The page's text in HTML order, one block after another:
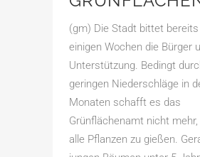
(gm) Die Stadt bittet
einigen Wochen die Bürger
Unterstützung. Bedingt
geringen Niederschläge in
Monaten schafft es das
Grünflächenamt nicht
alle Pflanzen zu gießen.